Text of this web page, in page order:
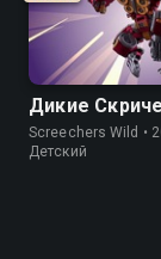
Дикие
Screechers Wild •
Детский